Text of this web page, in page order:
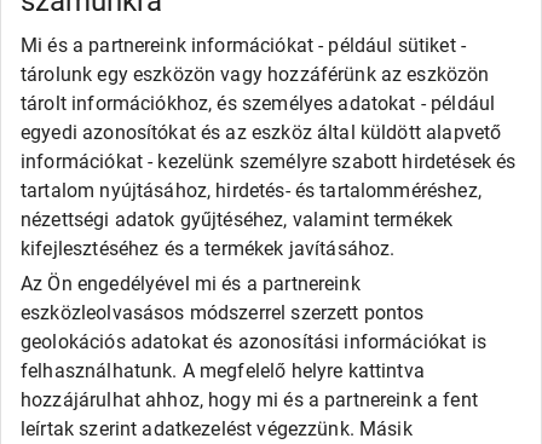
Mi és a partnereink információkat - például sütiket -
tárolunk egy eszközön vagy hozzáférünk az eszközön
tárolt információkhoz, és személyes adatokat - például
egyedi azonosítókat és az eszköz által küldött alapvető
információkat - kezelünk személyre szabott hirdetések és
tartalom nyújtásához, hirdetés- és tartalomméréshez,
nézettségi adatok gyűjtéséhez, valamint termékek
kifejlesztéséhez és a termékek javításához.
Az Ön engedélyével mi és a partnereink
eszközleolvasásos módszerrel szerzett pontos
geolokációs adatokat és azonosítási információkat is
felhasználhatunk. A megfelelő helyre kattintva
hozzájárulhat ahhoz, hogy mi és a partnereink a fent
leírtak szerint adatkezelést végezzünk. Másik
Uniroyal
Olcsó gumi
Apollo
Barum
Debica
Fortune
General
Goodride
Kingstar
Laufenn
LEAO
Matador
Roadx
Rovelo